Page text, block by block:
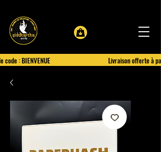
: BIENVENUE Livraison offerte à